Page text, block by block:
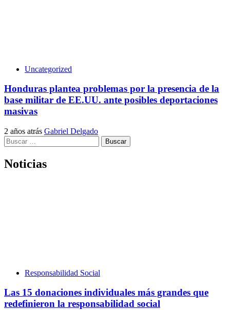
Uncategorized
Honduras plantea problemas por la presencia de la
base militar de EE.UU. ante posibles deportaciones
masivas
2 años atrás Gabriel Delgado
Buscar:
Noticias
Responsabilidad Social
Las 15 donaciones individuales más grandes que
redefinieron la responsabilidad social